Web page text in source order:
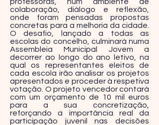
colaboração, diálogo e reflexão,
onde foram pensadas propostas
concretas para a melhoria da cidade.
O desafio, lançado a todas as
escolas do concelho, culminará numa
Assembleia Municipal Jovem a
decorrer ao longo do ano letivo, na
qual os representantes eleitos de
cada escola irão analisar os projetos
apresentados e proceder à respetiva
votação. O projeto vencedor contará
com um orçamento de 10 mil euros
para a sua concretização,
reforçando a importância real da
participação juvenil nas decisões